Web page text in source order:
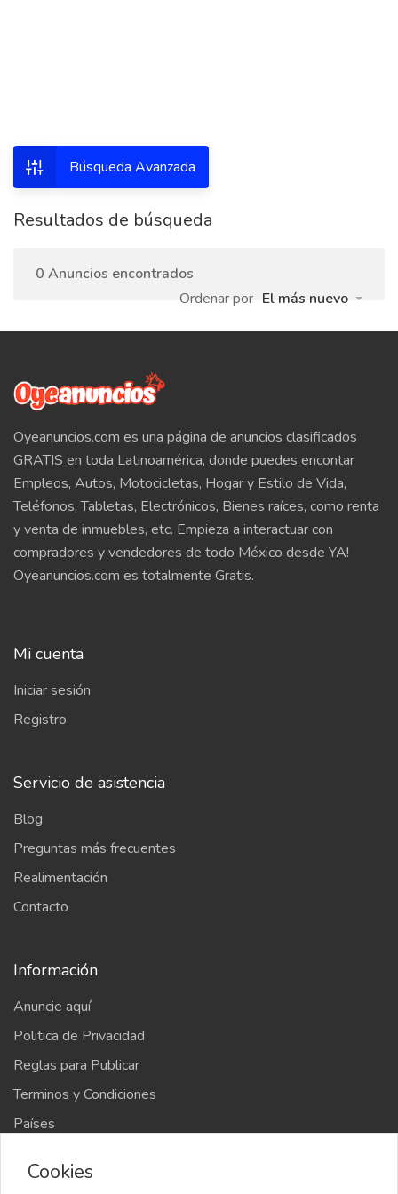
Búsqueda Avanzada
Resultados de búsqueda
0 Anuncios encontrados
Ordenar por El más nuevo
Oyeanuncios.com es una página de anuncios clasificados
GRATIS en toda Latinoamérica, donde puedes encontar
Empleos, Autos, Motocicletas, Hogar y Estilo de Vida,
Teléfonos, Tabletas, Electrónicos, Bienes raíces, como renta
y venta de inmuebles, etc. Empieza a interactuar con
compradores y vendedores de todo México desde YA!
Oyeanuncios.com es totalmente Gratis.
Mi cuenta
Iniciar sesión
Registro
Servicio de asistencia
Blog
Preguntas más frecuentes
Realimentación
Contacto
Información
Anuncie aquí
Politica de Privacidad
Reglas para Publicar
Terminos y Condiciones
Países
Cookies